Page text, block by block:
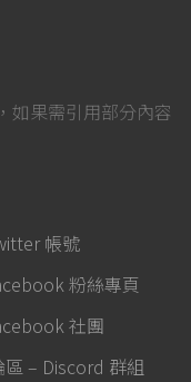
如果需引用部分內容
帳號
粉絲專頁
社團
– Discord 群組